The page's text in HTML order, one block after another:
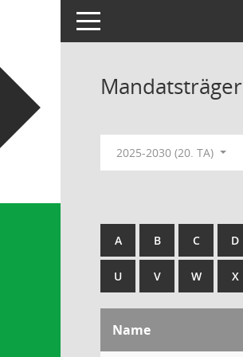
Toggle navigation
Mandatsträger
2025-2030 (20. TA)
A B C D
U V W X
Name